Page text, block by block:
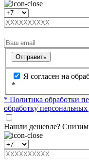
Отправить
Я согласен на
*
* Политика обработки
обработку
Нашли дешевле?